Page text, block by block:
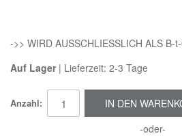
->> WIRD AUSSCHLIESSLICH ALS B-
Auf Lager| Lieferzeit: 2-3 Tage
Anzahl:
IN DEN
-oder-